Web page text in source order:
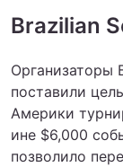
Brazilian
Организаторы
поставили
Америки
ине $6,000
позволило